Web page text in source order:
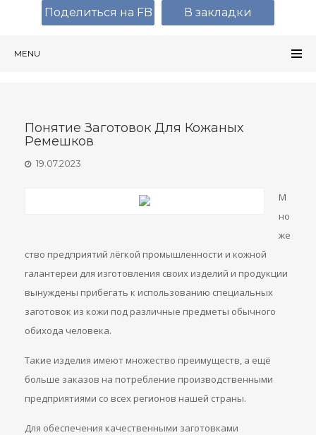
MENU
Понятие Заготовок Для Кожаных
Ремешков
19.07.2023
М
но
же
ство предприятий лёгкой промышленности и кожной
галантереи для изготовления своих изделий и продукции
вынуждены прибегать к использованию специальных
заготовок из кожи под различные предметы обычного
обихода человека.
Такие изделия имеют множество преимуществ, а ещё
больше заказов на потребление производственными
предприятиями со всех регионов нашей страны.
Для обеспечения качественными заготовками
Поделиться на FB В закладки